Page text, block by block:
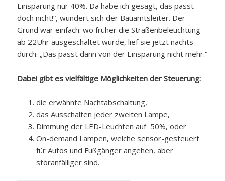
Einsparung nur 40%. Da habe ich gesagt, das passt
doch nicht!“, wundert sich der Bauamtsleiter. Der
Grund war einfach: wo früher die Straßenbeleuchtung
ab 22Uhr ausgeschaltet wurde, lief sie jetzt nachts
durch. „Das passt dann von der Einsparung nicht mehr.“
Dabei gibt es vielfältige Möglichkeiten der Steuerung:
die erwähnte Nachtabschaltung,
das Ausschalten jeder zweiten Lampe,
Dimmung der LED-Leuchten auf 50%, oder
On-demand Lampen, welche sensor-gesteuert
für Autos und Fußgänger angehen, aber
störanfälliger sind.